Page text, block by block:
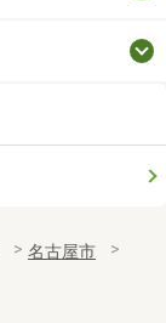
名古屋市